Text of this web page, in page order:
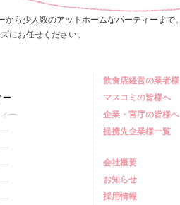
ら少人数のアットホームなパーティーまで。
にお任せください。
ー
ー
飲食店経営の業者様
マスコミの皆様へ
企業・官庁の皆様へ
提携先企業様一覧
会社概要
お知らせ
採用情報